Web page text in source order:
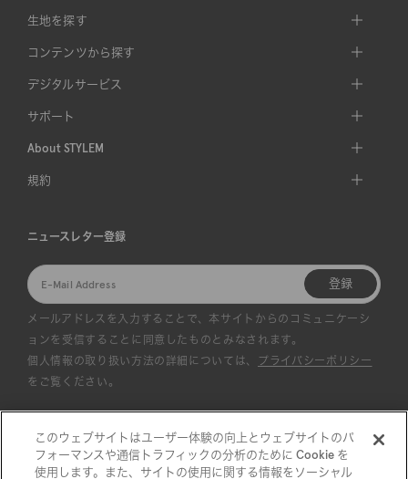
生地を探す
コンテンツから探す
デジタルサービス
サポート
About STYLEM
規約
ニュースレター登録
登録
メールアドレスを入力することで、本サイトからのコミュニケーシ
ョンを受信することに同意したものとみなされます。
個人情報の取り扱い方法の詳細については、
プライバシーポリシー
をご覧ください。
このウェブサイトはユーザー体験の向上とウェブサイトのパ
フォーマンスや通信トラフィックの分析のために Cookie を
使用します。また、サイトの使用に関する情報をソーシャル